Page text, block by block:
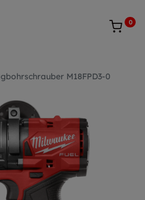
0
M18FPD3-0